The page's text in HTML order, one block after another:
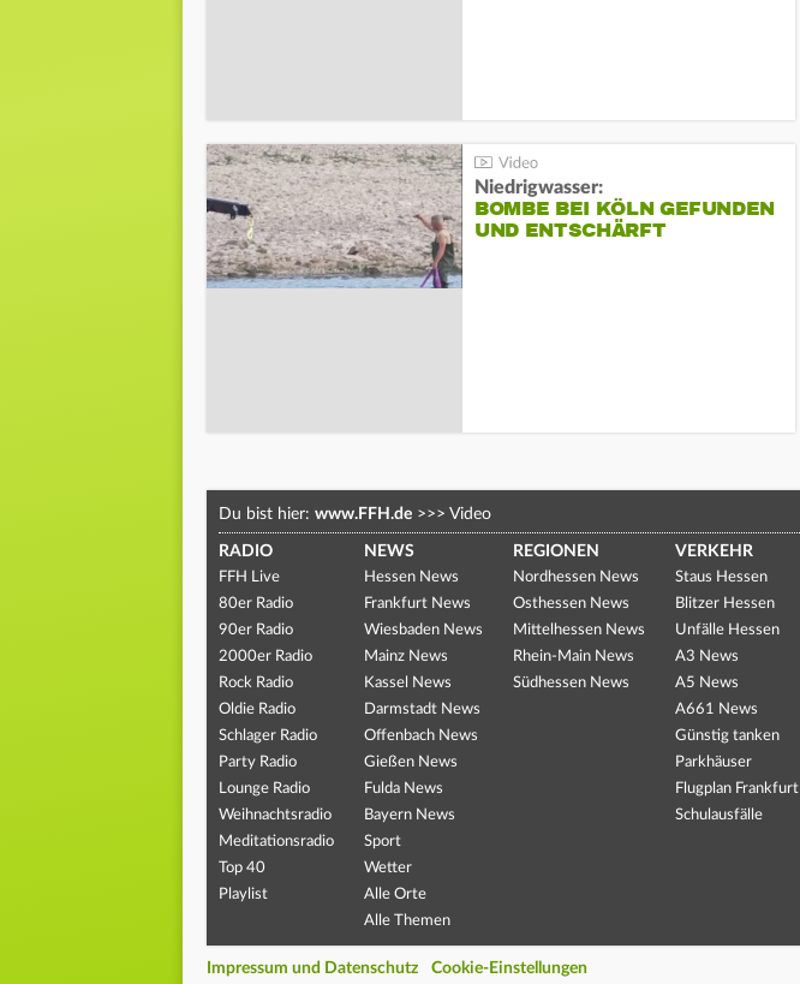
Niedrigwasser:
BOMBE BEI KÖLN GEFUNDEN
UND ENTSCHÄRFT
Du bist hier: www.FFH.de >>> Video
RADIO
FFH Live
80er Radio
90er Radio
2000er Radio
Rock Radio
Oldie Radio
Schlager Radio
Party Radio
Lounge Radio
Weihnachtsradio
Meditationsradio
Top 40
Playlist
NEWS
Hessen News
Frankfurt News
Wiesbaden News
Mainz News
Kassel News
Darmstadt News
Offenbach News
Gießen News
Fulda News
Bayern News
Sport
Wetter
Alle Orte
Alle Themen
REGIONEN
Nordhessen News
Osthessen News
Mittelhessen News
Rhein-Main News
Südhessen News
VERKEHR
Staus Hessen
Blitzer Hessen
Unfälle Hessen
A3 News
A5 News
A661 News
Günstig tanken
Parkhäuser
Flugplan Frankfurt
Schulausfälle
Impressum und Datenschutz Cookie-Einstellungen